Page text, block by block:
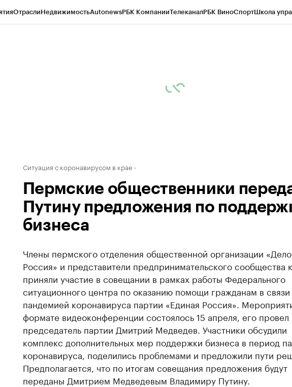
ОтраслиНедвижимостьAutonewsРБК КомпанииТелеканалРБК ВиноСпортШкола
Ситуация с коронавирусом в крае
Пермские общественники
Путину предложения по
бизнеса
Члены пермского отделения общественной организации
Россия» и представители предпринимательского сообщества
приняли участие в совещании в рамках работы Федерального
ситуационного центра по оказанию помощи гражданам в
пандемией коронавируса партии «Единая Россия».
формате видеоконференции состоялось 15 апреля, его провел
председатель партии Дмитрий Медведев. Участники обсудили
комплекс дополнительных мер поддержки бизнеса в период
коронавируса, поделились проблемами и предложили пути
Предполагается, что по итогам совещания предложения будут
переданы Дмитрием Медведевым Владимиру Путину.